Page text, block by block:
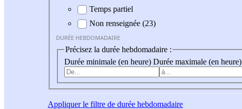
Temps partiel
Non renseignée (23)
DURÉE HEBDOMADAIRE
Précisez la durée hebdomadaire :
Durée minimale (en heure) Durée maximale (en heure)
Appliquerle filtre de durée hebdomadaire